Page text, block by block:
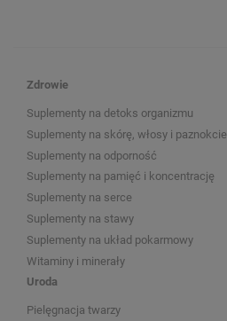
Zdrowie
Suplementy na detoks organizmu
Suplementy na skórę, włosy i paznokcie
Suplementy na odporność
Suplementy na pamięć i koncentrację
Suplementy na serce
Suplementy na stawy
Suplementy na układ pokarmowy
Witaminy i minerały
Uroda
Pielęgnacja twarzy